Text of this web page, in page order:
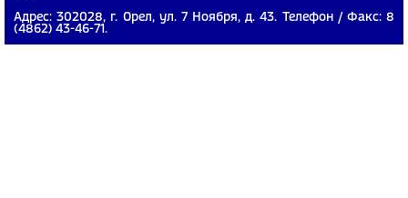
Адрес: 302028, г. Орел, ул. 7 Ноября, д. 43. Телефон / Факс: 8
(4862) 43-46-71.